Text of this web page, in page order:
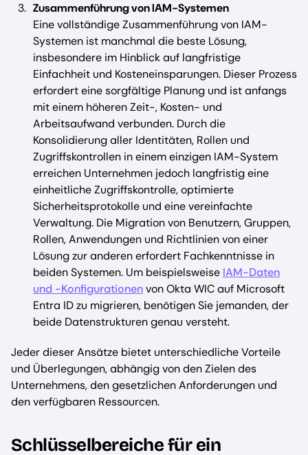
Zusammenführung von IAM-Systemen
Eine vollständige Zusammenführung von IAM-
Systemen ist manchmal die beste Lösung,
insbesondere im Hinblick auf langfristige
Einfachheit und Kosteneinsparungen. Dieser Prozess
erfordert eine sorgfältige Planung und ist anfangs
mit einem höheren Zeit-, Kosten- und
Arbeitsaufwand verbunden. Durch die
Konsolidierung aller Identitäten, Rollen und
Zugriffskontrollen in einem einzigen IAM-System
erreichen Unternehmen jedoch langfristig eine
einheitliche Zugriffskontrolle, optimierte
Sicherheitsprotokolle und eine vereinfachte
Verwaltung. Die Migration von Benutzern, Gruppen,
Rollen, Anwendungen und Richtlinien von einer
Lösung zur anderen erfordert Fachkenntnisse in
beiden Systemen. Um beispielsweise IAM-Daten
und -Konfigurationenvon Okta WIC auf Microsoft
Entra ID zu migrieren, benötigen Sie jemanden, der
beide Datenstrukturen genau versteht.
Jeder dieser Ansätze bietet unterschiedliche Vorteile
und Überlegungen, abhängig von den Zielen des
Unternehmens, den gesetzlichen Anforderungen und
den verfügbaren Ressourcen.
Schlüsselbereiche für ein